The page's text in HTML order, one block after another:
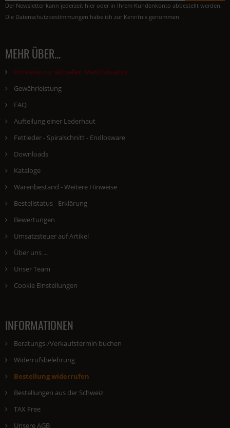
Der Newsletter kann jederzeit hier oder in Ihrem Kundenkonto abbestellt werden.
Die Datenschutzbestimmungen habe ich zur Kenntnis genommen
MEHR ÜBER...
Hinweise zur aktuellen Marktsituation
Gewährleistung
FAQ
Aufteilung einer Lederhaut
Fettleder - Spiralschnitt - Endlosware
Downloads
Kataloge
Warenbestand - Weitere Hinweise
Bestellstatus - Erklärung
Bewertungen
Umsatzsteuer auf Artikel
Über uns ...
Unser Team
Cookie Einstellungen
INFORMATIONEN
Beratungs-/Verkaufstermin buchen
Widerrufsbelehrung
Bestellung widerrufen
Bestellungen aus der Schweiz
TAX Free
Unsere AGB